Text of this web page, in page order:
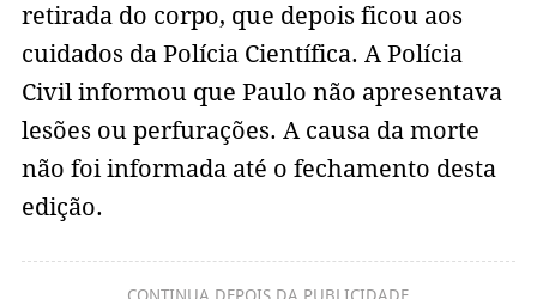
retirada do corpo, que depois ficou aos
cuidados da Polícia Científica. A Polícia
Civil informou que Paulo não apresentava
lesões ou perfurações. A causa da morte
não foi informada até o fechamento desta
edição.